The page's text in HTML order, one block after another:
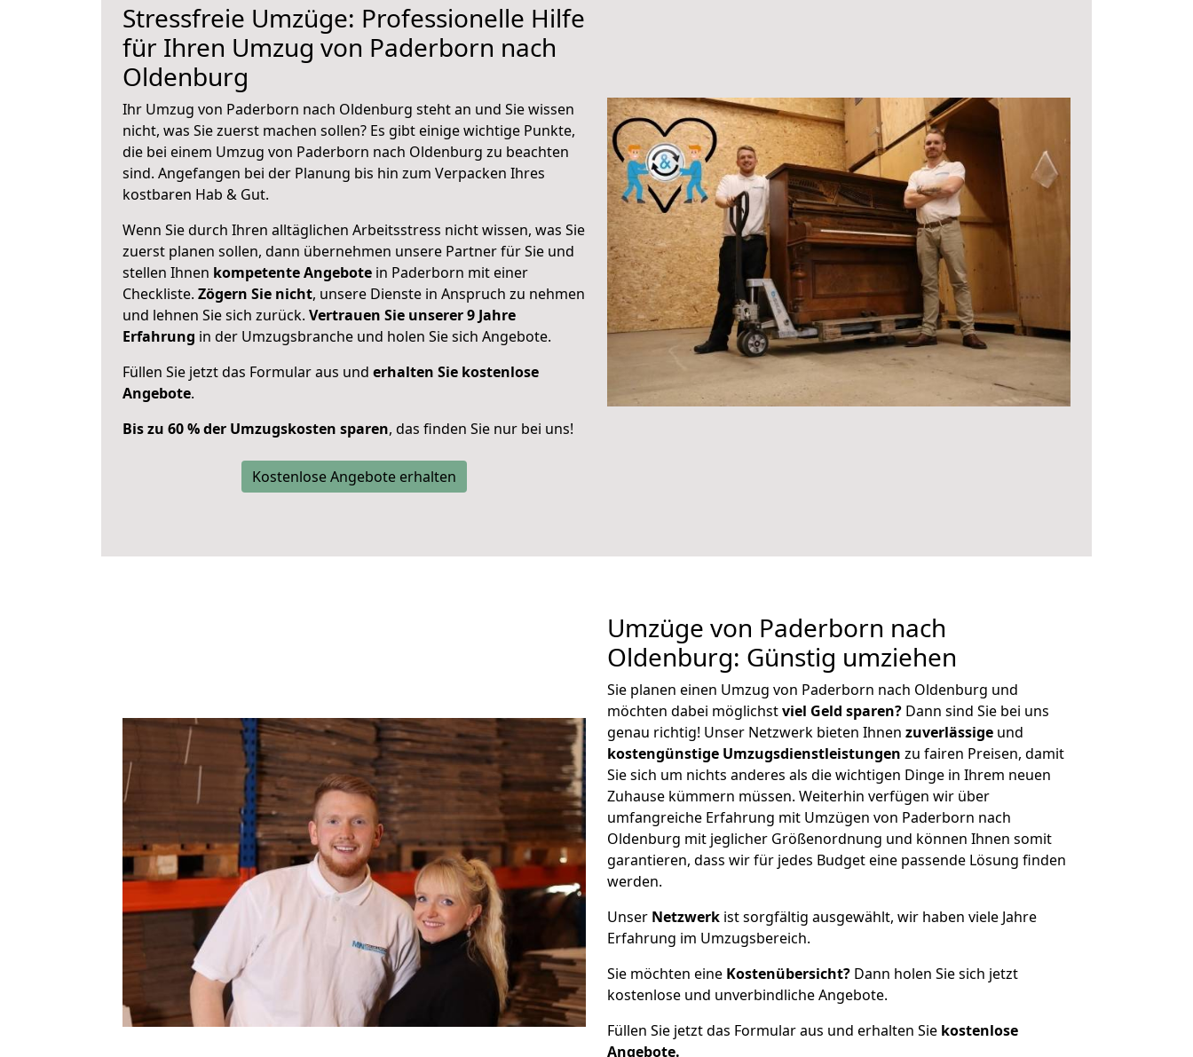
Stressfreie Umzüge: Professionelle Hilfe
für Ihren Umzug von Paderborn nach
Oldenburg
Ihr Umzug von Paderborn nach Oldenburg steht an und Sie wissen
nicht, was Sie zuerst machen sollen? Es gibt einige wichtige Punkte,
die bei einem Umzug von Paderborn nach Oldenburg zu beachten
sind. Angefangen bei der Planung bis hin zum Verpacken Ihres
kostbaren Hab & Gut.
Wenn Sie durch Ihren alltäglichen Arbeitsstress nicht wissen, was Sie
zuerst planen sollen, dann übernehmen unsere Partner für Sie und
stellen Ihnen kompetente Angebote in Paderborn mit einer
Checkliste. Zögern Sie nicht, unsere Dienste in Anspruch zu nehmen
und lehnen Sie sich zurück. Vertrauen Sie unserer 9 Jahre
Erfahrung in der Umzugsbranche und holen Sie sich Angebote.
Füllen Sie jetzt das Formular aus und erhalten Sie kostenlose
Angebote.
Bis zu 60 % der Umzugskosten sparen, das finden Sie nur bei uns!
Kostenlose Angebote erhalten
Umzüge von Paderborn nach
Oldenburg: Günstig umziehen
Sie planen einen Umzug von Paderborn nach Oldenburg und
möchten dabei möglichstviel Geld sparen? Dann sind Sie bei uns
genau richtig! Unser Netzwerk bieten Ihnen zuverlässige und
kostengünstige Umzugsdienstleistungen zu fairen Preisen, damit
Sie sich um nichts anderes als die wichtigen Dinge in Ihrem neuen
Zuhause kümmern müssen. Weiterhin verfügen wir über
umfangreiche Erfahrung mit Umzügen von Paderborn nach
Oldenburg mit jeglicher Größenordnung und können Ihnen somit
garantieren, dass wir für jedes Budget eine passende Lösung finden
werden.
Unser Netzwerk ist sorgfältig ausgewählt, wir haben viele Jahre
Erfahrung im Umzugsbereich.
Sie möchten eine Kostenübersicht? Dann holen Sie sich jetzt
kostenlose und unverbindliche Angebote.
Füllen Sie jetzt das Formular aus und erhalten Sie kostenlose
Angebote.